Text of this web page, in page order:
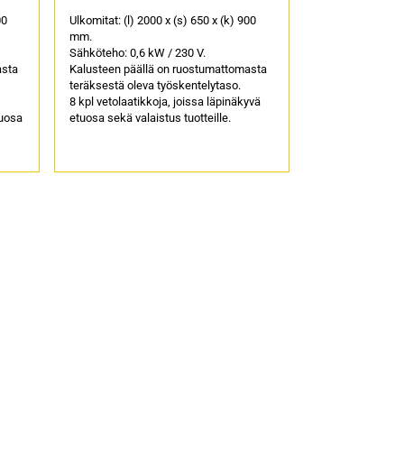
Ulkomitat: (l) 2000 x (s) 650 x (k) 900
mm.
Sähköteho: 0,6 kW / 230 V.
Kalusteen päällä on ruostumattomasta
teräksestä oleva työskentelytaso.
8 kpl vetolaatikkoja, joissa läpinäkyvä
etuosa sekä valaistus tuotteille.